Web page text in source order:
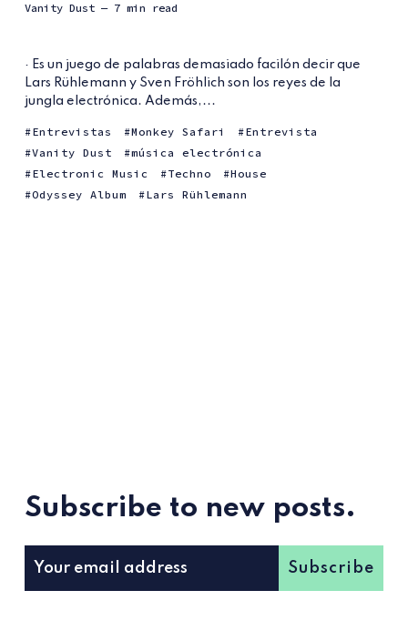
Vanity Dust — 7 min read
· Es un juego de palabras demasiado facilón decir que
Lars Rühlemann y Sven Fröhlich son los reyes de la
jungla electrónica. Además,...
Entrevistas Monkey Safari
Entrevista
Vanity Dust
música electrónica
Electronic Music
Techno
House
Odyssey Album
Lars Rühlemann
Subscribe to new posts.
Subscribe